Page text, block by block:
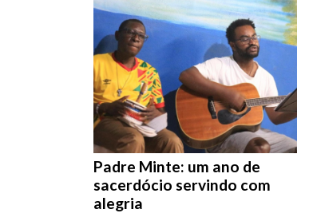
Padre Minte: um ano de
sacerdócio servindo com
alegria